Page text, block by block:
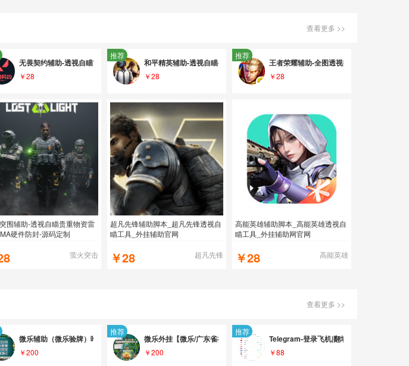
查看更多 >>
-透视自瞄防封源码定制
无畏契约辅助-透视自瞄雷达追踪-DMA硬件防封-换肤源码定制
￥28
推荐
和平精英辅助-透视自瞄-DMA硬件防封-安卓iOS免ROOT源码定制
￥28
推荐
王者荣耀辅助-全图透视技能自瞄连招-DMA
￥28
围辅助-透视自瞄贵重物资雷
硬件防封-源码定制
萤火突击
超凡先锋辅助脚本_超凡先锋透视自
瞄工具_外挂辅助官网
￥28 超凡先锋
高能英雄辅助脚本_高能英雄透视自
瞄工具_外挂辅助网官网
￥28 高能英雄
查看更多 >>
万,成就您网赚之路！请您相信我们是最专业的。
微乐辅助（微乐验牌）唯一正版，微乐棋牌麻将外挂辅助支持安卓和苹果双机型
￥200
推荐
微乐外挂【微乐/广东雀神微信小程序麻将辅助】（支持所有家乡玩法）增加自摸
￥200
推荐
Telegram-登录飞机|翻墙✈️VPN-IP代理全
￥88